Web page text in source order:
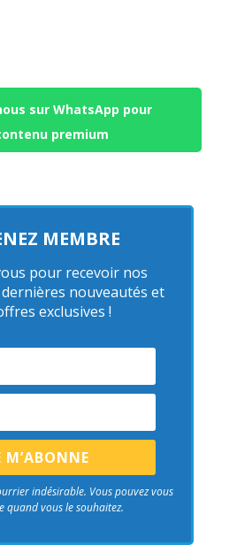
sur WhatsApp pour
premium
MEMBRE
pour recevoir nos
nouveautés et
exclusives !
indésirable. Vous pouvez vous
quand vous le souhaitez.